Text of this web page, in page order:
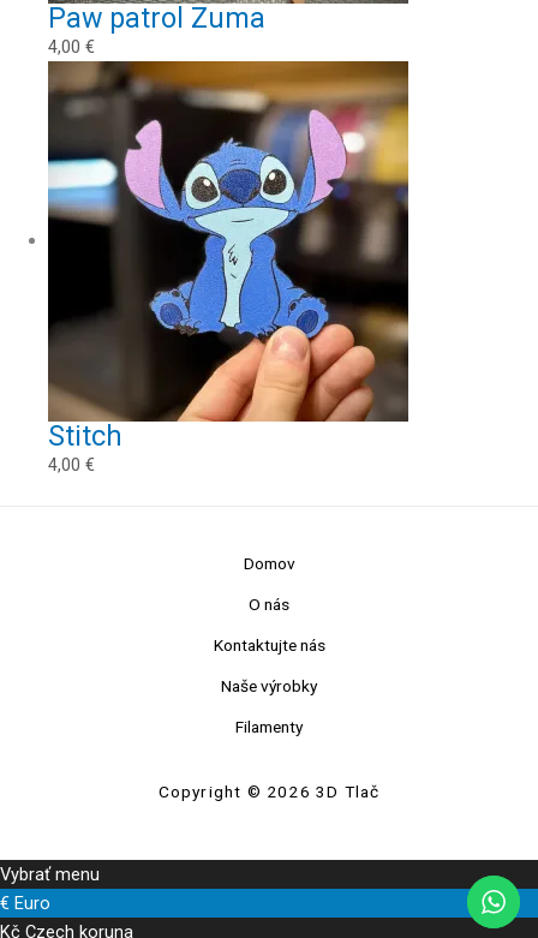
Paw patrol Zuma
4,00 €
Stitch
4,00 €
Domov
O nás
Kontaktujte nás
Naše výrobky
Filamenty
Copyright © 2026 3D Tlač
Vybrať menu
€ Euro
Kč Czech koruna